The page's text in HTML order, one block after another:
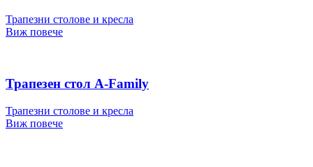
Трапезни столове и кресла
Виж повече
Трапезен стол A-Family
Трапезни столове и кресла
Виж повече